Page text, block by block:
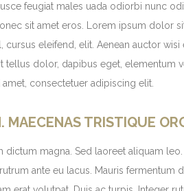
feugiat males uada odiorbi nunc
sit amet eros. Lorem ipsum dolor
eleifend, elit. Aenean auctor wisi
dolor, dapibus eget, elementum
consectetuer adipiscing elit.
TRISTIQUE
magna. Sed laoreet aliquam
ante eu lacus. Mauris fermentum